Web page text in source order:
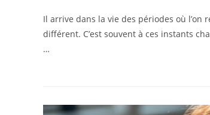
Il arrive dans la vie des périodes où l’on
différent. C’est souvent à ces instants
…